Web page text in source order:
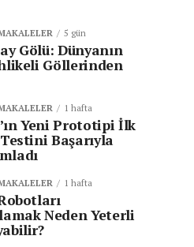
5 gün
Gölü: Dünyanın
Göllerinden
1 hafta
Yeni Prototipi İlk
Başarıyla
1 hafta
Neden Yeterli